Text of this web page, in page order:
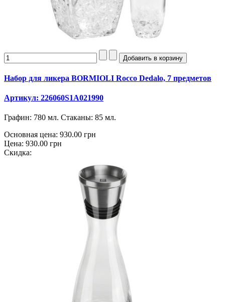
Набор для ликера BORMIOLI Rocco Dedalo, 7 предметов
Артикул: 226060S1A021990
Графин: 780 мл. Стаканы: 85 мл.
Основная цена: 930.00 грн
Цена: 930.00 грн
Скидка: